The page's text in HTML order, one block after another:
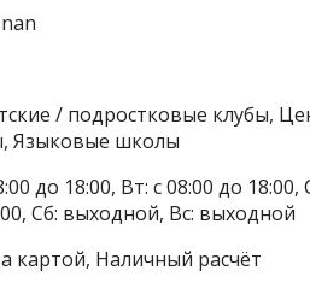
/ подростковые клубы,
Языковые школы
до 18:00, Вт: с 08:00 до 18:00,
Сб: выходной, Вс: выходной
картой, Наличный расчёт